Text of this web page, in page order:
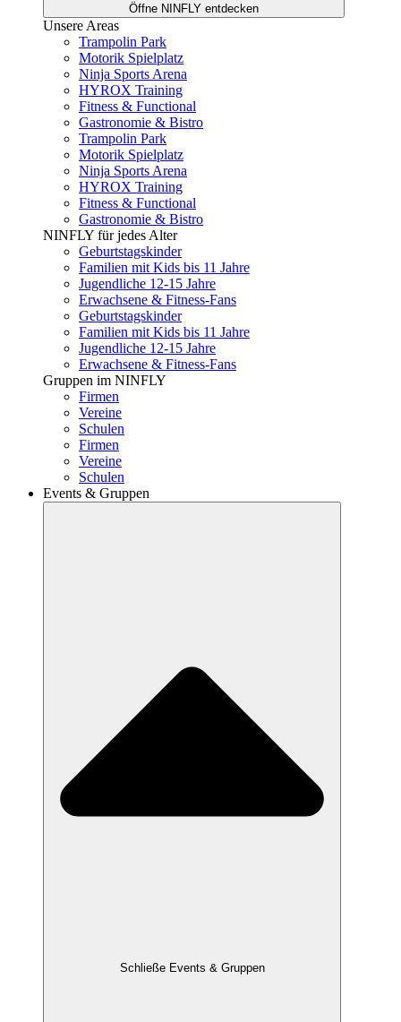
Öffne NINFLY entdecken
Unsere Areas
Trampolin Park
Motorik Spielplatz
Ninja Sports Arena
HYROX Training
Fitness & Functional
Gastronomie & Bistro
Trampolin Park
Motorik Spielplatz
Ninja Sports Arena
HYROX Training
Fitness & Functional
Gastronomie & Bistro
NINFLY für jedes Alter
Geburtstagskinder
Familien mit Kids bis 11 Jahre
Jugendliche 12-15 Jahre
Erwachsene & Fitness-Fans
Geburtstagskinder
Familien mit Kids bis 11 Jahre
Jugendliche 12-15 Jahre
Erwachsene & Fitness-Fans
Gruppen im NINFLY
Firmen
Vereine
Schulen
Firmen
Vereine
Schulen
Events & Gruppen
Schließe Events & Gruppen